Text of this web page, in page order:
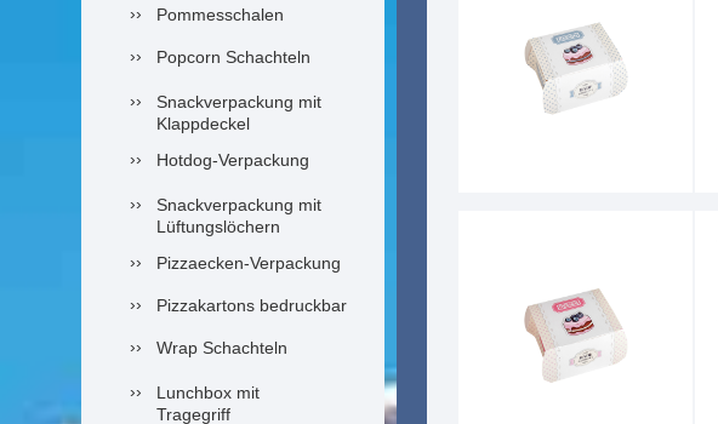
Pommesschalen
Popcorn Schachteln
Snackverpackung mit
Klappdeckel
Hotdog-Verpackung
Snackverpackung mit
Lüftungslöchern
Pizzaecken-Verpackung
Pizzakartons bedruckbar
Wrap Schachteln
Lunchbox mit
Tragegriff